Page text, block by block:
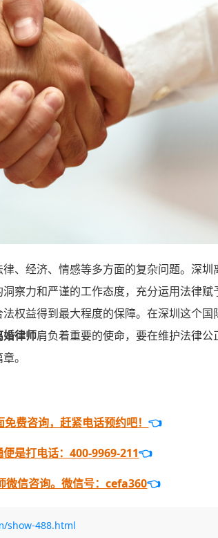
经济、情感等多方面的复杂问题。深圳
察力和严谨的工作态度，充分运用法律赋
权益得到最大程度的保障。在深圳这个
婚律师肩负着重要的使命，要在维护法律公
。
免费咨询，赶紧电话预约吧！👈
便是打电话：400-9969-211👈
微信咨询。微信号：cefa360👈
show-488.html